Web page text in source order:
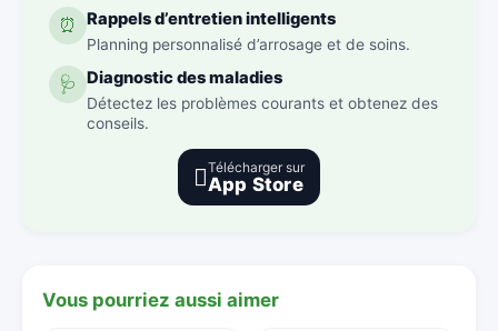
⏰ Rappels d’entretien intelligents
Planning personnalisé d’arrosage et de soins.
🩺 Diagnostic des maladies
Détectez les problèmes courants et obtenez des
conseils.
Télécharger sur
App Store
Vous pourriez aussi aimer